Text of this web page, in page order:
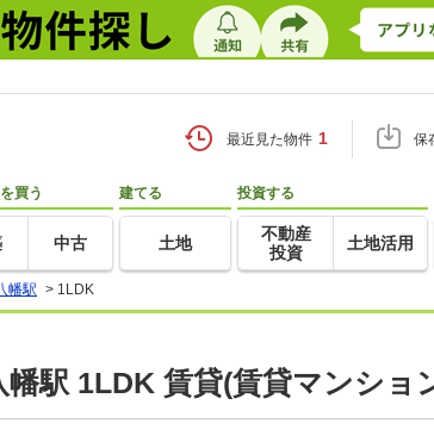
最近見た物件 1 保
買う
中古
建てる
土地
投資する
不動産
投資
土地活用
幡駅 > 1LDK
駅 1LDK 賃貸(賃貸マンショ